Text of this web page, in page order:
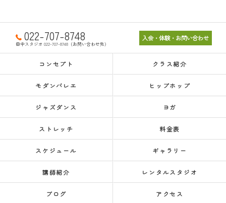
022-707-8748
田中スタジオ 022-707-8748（お問い合わせ先）
入会・体験・お問い合わせ
コンセプト クラス紹介
モダンバレエ ヒップホップ
ジャズダンス ヨガ
ストレッチ 料金表
スケジュール ギャラリー
講師紹介 レンタルスタジオ
ブログ アクセス